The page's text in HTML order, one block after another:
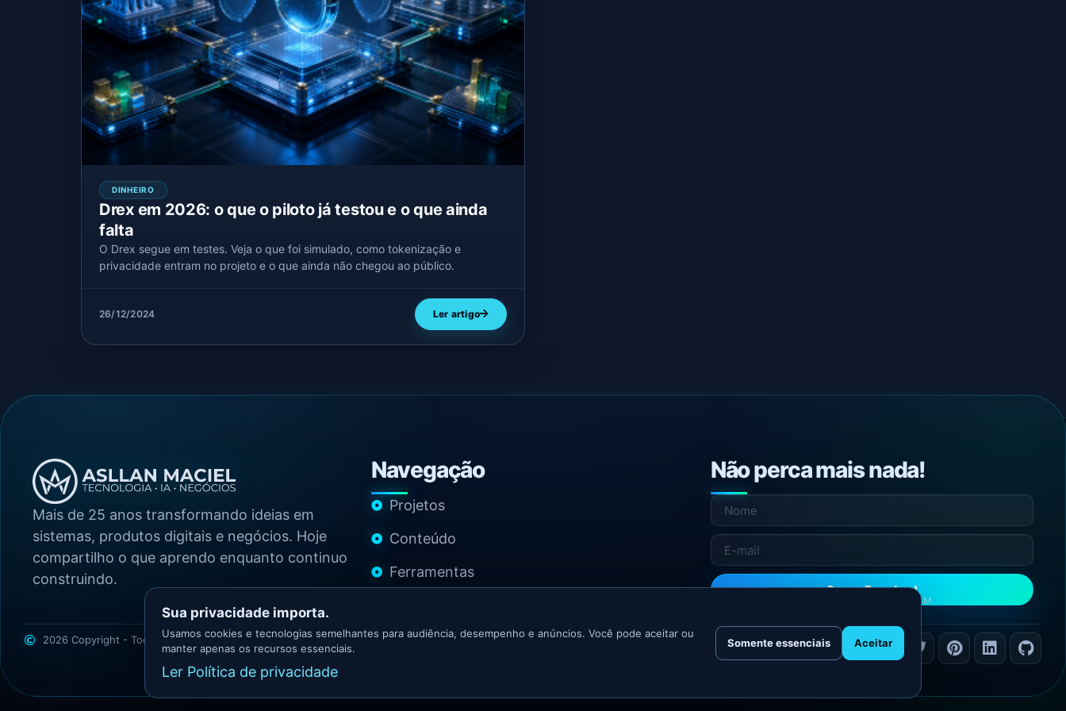
DINHEIRO
Drex em 2026: o que o piloto já testou e o que ainda
falta
O Drex segue em testes. Veja o que foi simulado, como tokenização e
privacidade entram no projeto e o que ainda não chegou ao público.
26/12/2024 Ler artigo
Mais de 25 anos transformando ideias em
sistemas, produtos digitais e negócios. Hoje
compartilho o que aprendo enquanto continuo
construindo.
Navegação
Projetos
Conteúdo
Ferramentas
Não perca mais nada!
Quero Receber!
NÃO ENVIAMOS SPAM
2026 Copyright - Todos os direitos reservadosAsllan Maciel | Tecnologia, IA e Produtos Digitais
Sua privacidade importa.
Usamos cookies e tecnologias semelhantes para audiência, desempenho e anúncios. Você pode aceitar ou
manter apenas os recursos essenciais.
Ler Política de privacidade
Somente essenciais Aceitar